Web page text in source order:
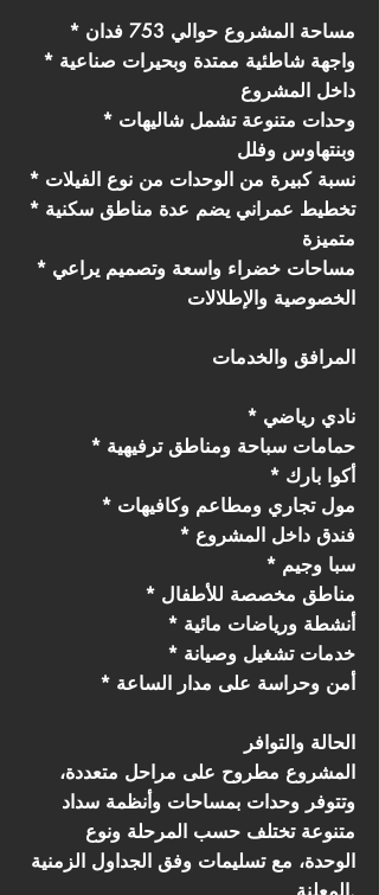
* مساحة المشروع حوالي 753 فدان
* واجهة شاطئية ممتدة وبحيرات صناعية
داخل المشروع
* وحدات متنوعة تشمل شاليهات
وبنتهاوس وفلل
* نسبة كبيرة من الوحدات من نوع الفيلات
* تخطيط عمراني يضم عدة مناطق سكنية
متميزة
* مساحات خضراء واسعة وتصميم يراعي
الخصوصية والإطلالات
المرافق والخدمات
* نادي رياضي
* حمامات سباحة ومناطق ترفيهية
* أكوا بارك
* مول تجاري ومطاعم وكافيهات
* فندق داخل المشروع
* سبا وجيم
* مناطق مخصصة للأطفال
* أنشطة ورياضات مائية
* خدمات تشغيل وصيانة
* أمن وحراسة على مدار الساعة
الحالة والتوافر
المشروع مطروح على مراحل متعددة،
وتتوفر وحدات بمساحات وأنظمة سداد
متنوعة تختلف حسب المرحلة ونوع
الوحدة، مع تسليمات وفق الجداول الزمنية